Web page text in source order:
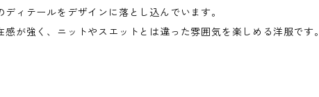
ィテールをデザインに落とし込んでいます。
が強く、ニットやスエットとは違った雰囲気を楽しめる洋服です。